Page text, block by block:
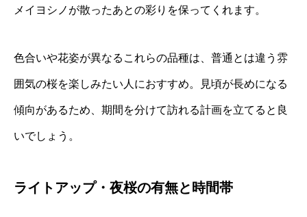
メイヨシノが散ったあとの彩りを保ってくれます。
色合いや花姿が異なるこれらの品種は、普通とは違う雰
囲気の桜を楽しみたい人におすすめ。見頃が長めになる
傾向があるため、期間を分けて訪れる計画を立てると良
いでしょう。
ライトアップ・夜桜の有無と時間帯